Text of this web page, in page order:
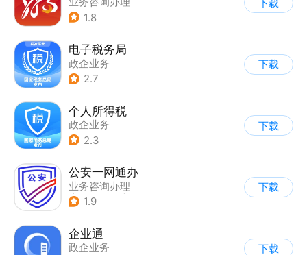
1.8
下载
电子税务局
政企业务
2.7
下载
个人所得税
政企业务
2.3
下载
公安一网通办
业务咨询办理
| 政企业务
1.9
下载
企业通
政企业务
下载